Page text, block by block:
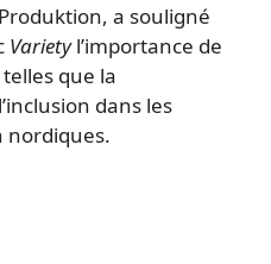
a souligné
Varietyl’importance de
que la
dans les
nordiques.